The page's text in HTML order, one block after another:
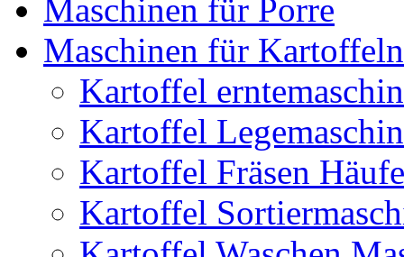
Maschinen für Porre
Maschinen für Kartoffeln
Kartoffel
Kartoffel
Kartoffel Fräsen
Kartoffel